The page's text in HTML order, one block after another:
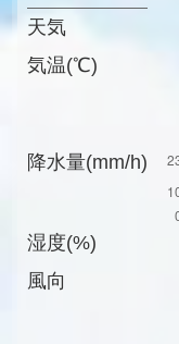
天気
気温(℃)
降水量(mm/h)
湿度(%)
風向